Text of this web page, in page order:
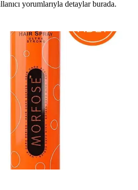
yorumlarıyla detaylar burada.